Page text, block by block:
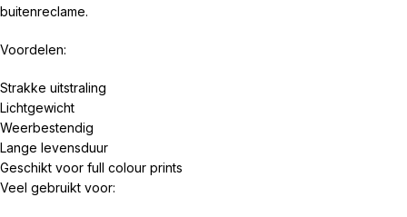
buitenreclame.
Voordelen:
Strakke uitstraling
Lichtgewicht
Weerbestendig
Lange levensduur
Geschikt voor full colour prints
Veel gebruikt voor: